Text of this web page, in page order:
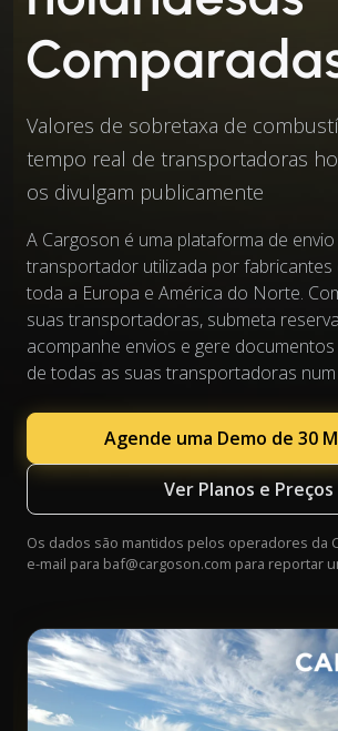
Valores de sobretaxa de
tempo real de transportadoras
os divulgam publicamente
A Cargoson é uma plataforma de
transportador utilizada por fabricantes
toda a Europa e América do Norte.
suas transportadoras, submeta
acompanhe envios e gere
de todas as suas transportadoras
Agende uma Demo de 30
Ver Planos e Preços
Os dados são mantidos pelos operadores da
e-mail para baf@cargoson.com para reportar